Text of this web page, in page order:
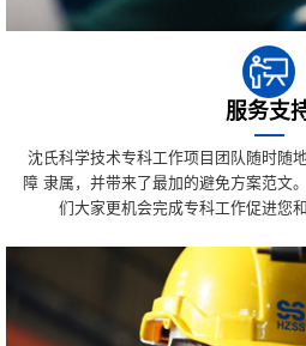
服务支
沈氏科学技术专科工作项目团队随时随
障 隶属，并带来了最加的避免方案范文
们大家更机会完成专科工作促进您